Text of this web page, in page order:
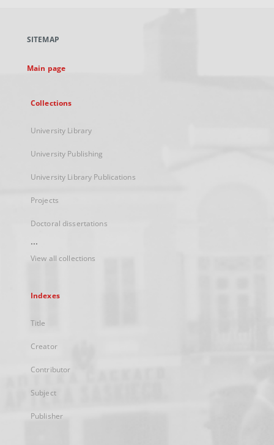
new
SITEMAP
Main page
Collections
University Library
University Publishing
University Library Publications
Projects
Doctoral dissertations
...
View all collections
Indexes
Title
Creator
Contributor
Subject
Publisher